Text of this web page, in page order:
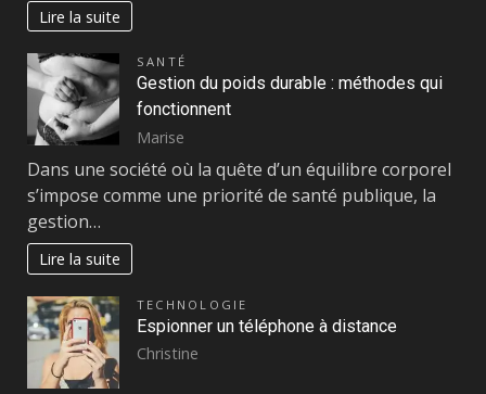
Lire la suite
SANTÉ
Gestion du poids durable : méthodes qui
fonctionnent
Marise
Dans une société où la quête d’un équilibre corporel
s’impose comme une priorité de santé publique, la
gestion…
Lire la suite
TECHNOLOGIE
Espionner un téléphone à distance
Christine